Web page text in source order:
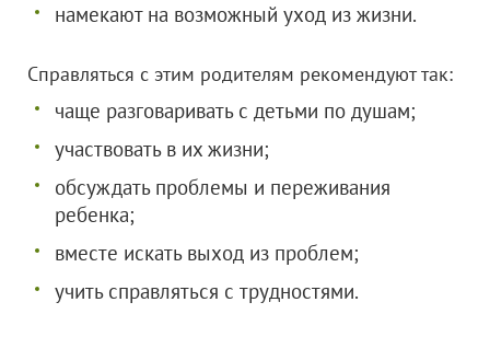
намекают на возможный уход из жизни.
Справляться с этим родителям рекомендуют так:
чаще разговаривать с детьми по душам;
участвовать в их жизни;
обсуждать проблемы и переживания
ребенка;
вместе искать выход из проблем;
учить справляться с трудностями.